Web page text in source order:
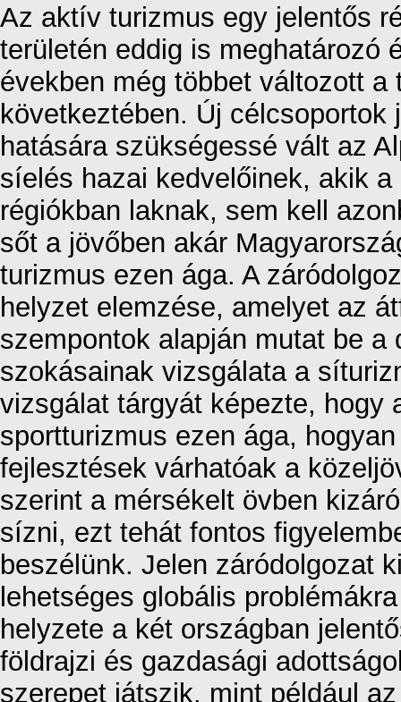
Az aktív turizmus egy jelentős
területén eddig is meghatározó
években még többet változott
következtében. Új
hatására szükségessé vált az
síelés hazai kedvelőinek, akik
régiókban laknak, sem kell
sőt a jövőben akár
turizmus ezen ága. A
helyzet elemzése, amelyet az
szempontok alapján mutat be
szokásainak vizsgálata a
vizsgálat tárgyát képezte, hogy
sportturizmus ezen ága,
fejlesztések várhatóak a
szerint a mérsékelt övben
sízni, ezt tehát fontos
beszélünk. Jelen záródolgozat
lehetséges globális
helyzete a két országban
földrajzi és gazdasági
szerepet játszik, mint például